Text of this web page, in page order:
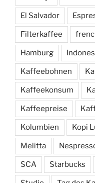
El Salvador
Filterkaffee
Hamburg
Kaffeebohnen
Kaffeekonsum
Kaffeepreise
Kolumbien Kopi
Melitta
SCA Starbucks